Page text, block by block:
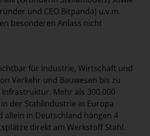
und CEO Bitpanda) u.v.m.
besonderen Anlass nicht
für Industrie, Wirtschaft und
Verkehr und Bauwesen bis zu
Mehr als 300.000
der Stahlindustrie in Europa
allein in Deutschland hängen 4
direkt am Werkstoff Stahl.